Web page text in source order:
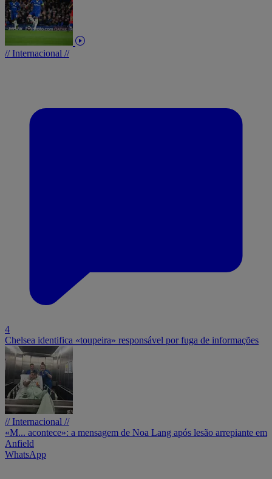
// Internacional //
4
Chelsea identifica «toupeira» responsável por fuga de informações
// Internacional //
«M... acontece»: a mensagem de Noa Lang após lesão arrepiante em
Anfield
WhatsApp